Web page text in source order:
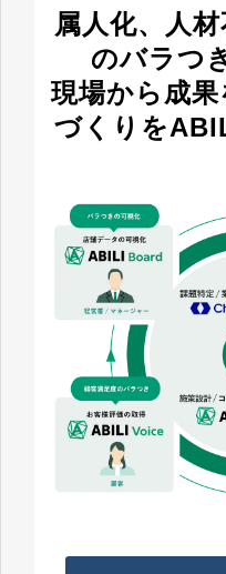
属人化、人
のバラつ
現場から成
づくりを